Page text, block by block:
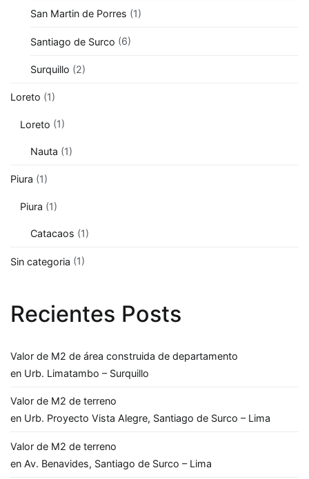
San Martin de Porres (1)
Santiago de Surco (6)
Surquillo (2)
Loreto (1)
Loreto (1)
Nauta (1)
Piura (1)
Piura (1)
Catacaos (1)
Sin categoria (1)
Recientes Posts
Valor de M2 de área construida de departamento
en Urb. Limatambo – Surquillo
Valor de M2 de terreno
en Urb. Proyecto Vista Alegre, Santiago de Surco – Lima
Valor de M2 de terreno
en Av. Benavides, Santiago de Surco – Lima